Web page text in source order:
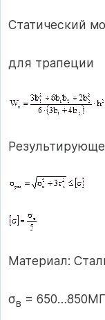
Статический
для трапеции
Материал:
σв =